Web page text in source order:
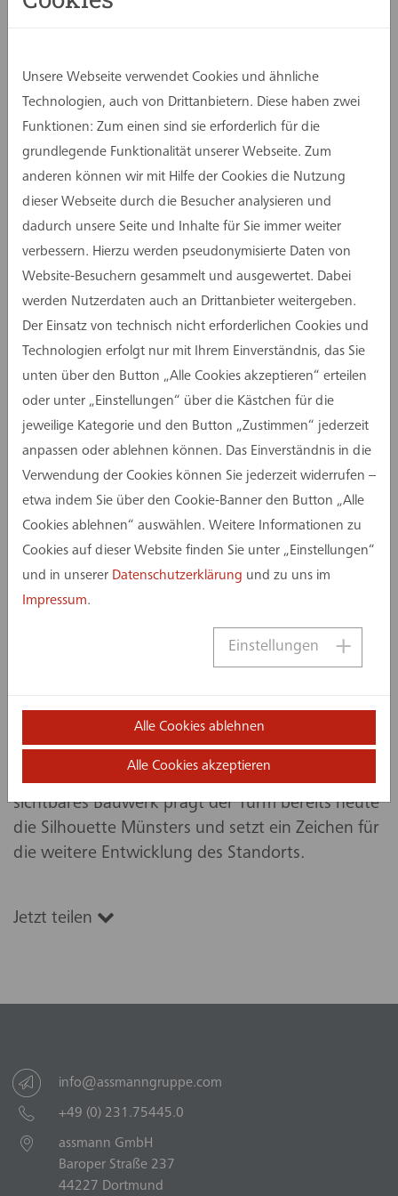
Das assmann-Projektsteuerungsteam um
Geschäftsführer Olaf Bruske sowie Denise
Melmuka, Maximilian Brück und Christina
Giourka.
Ein Außenaufzug brachte die Gäste bis in die 16.
Etage – mit beeindruckendem Blick über
wurde deutlich, wie weit die Arbeiten auf den
einzelnen Ebenen bereits fortgeschritten sind.
Auf dem rund 9.500 m² großen Grundstück
entsteht ein Neubauensemble, das verschiedene
Büro- und Nutzungskonzepte miteinander
verbindet. Prägendes Element ist ein Turm mit
mehr als 18.000 m² Bürofläche. Hinzu kommen
die „DreiecksKontore“ mit rund 6.800 m²
weiterer Arbeitsflächen. In den
„RautenKontoren“ entstehen darüber hinaus
flexibel nutzbare Bereiche, die sich an
unterschiedliche Anforderungen anpassen lassen.
Insgesamt umfasst das Quartier rund 20.000 m²
Gastronomie, Fitnessangebote und eine
Fortbildungsakademie vorgesehen, flexibel
Nutzungskonzepte.
Für das Quartier ist eine Zertifizierung nach
DGNB-Goldstandard vorgesehen. Als weithin
sichtbares Bauwerk prägt der Turm bereits heute
die Silhouette Münsters und setzt ein Zeichen für
die weitere Entwicklung des Standorts.
Jetzt teilen
info@assmanngruppe.com
+49 (0) 231.75445.0
assmann GmbH
Baroper Straße 237
44227 Dortmund
Unsere Webseite verwendet Cookies und ähnliche
Technologien, auch von Drittanbietern. Diese haben zwei
Funktionen: Zum einen sind sie erforderlich für die
grundlegende Funktionalität unserer Webseite. Zum
anderen können wir mit Hilfe der Cookies die Nutzung
dieser Webseite durch die Besucher analysieren und
dadurch unsere Seite und Inhalte für Sie immer weiter
verbessern. Hierzu werden pseudonymisierte Daten von
Website-Besuchern gesammelt und ausgewertet. Dabei
werden Nutzerdaten auch an Drittanbieter weitergeben.
Der Einsatz von technisch nicht erforderlichen Cookies und
Technologien erfolgt nur mit Ihrem Einverständnis, das Sie
unten über den Button „Alle Cookies akzeptieren“ erteilen
oder unter „Einstellungen“ über die Kästchen für die
jeweilige Kategorie und den Button „Zustimmen“ jederzeit
anpassen oder ablehnen können. Das Einverständnis in die
Verwendung der Cookies können Sie jederzeit widerrufen –
etwa indem Sie über den Cookie-Banner den Button „Alle
Cookies ablehnen“ auswählen. Weitere Informationen zu
Cookies auf dieser Website finden Sie unter „Einstellungen“
und in unserer Datenschutzerklärung und zu uns im
Impressum.
Einstellungen
Alle Cookies ablehnen
Alle Cookies akzeptieren